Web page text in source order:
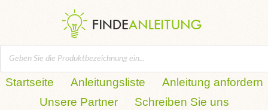
Startseite Anleitungsliste
Anleitung anfordern
Unsere Partner
Schreiben Sie uns